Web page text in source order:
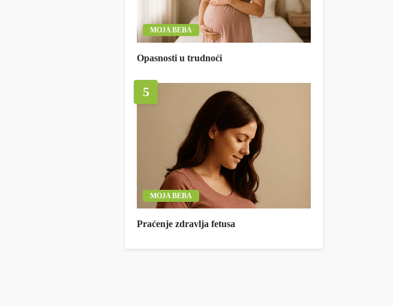
MOJA BEBA
Opasnosti u trudnoći
5
MOJA BEBA
Praćenje zdravlja fetusa